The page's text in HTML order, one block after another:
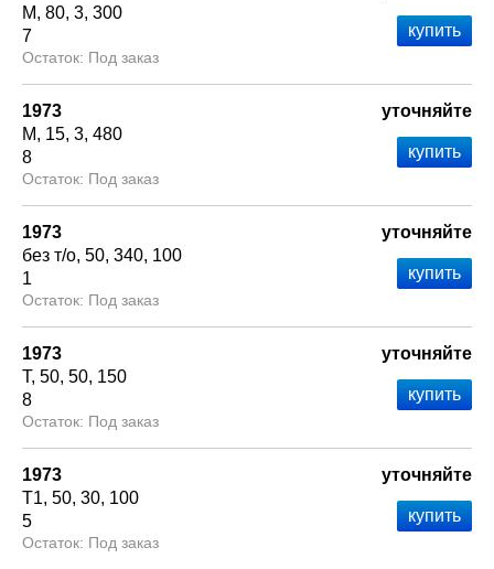
М 80 3 300
7
Под заказ
1973
М
15 3 480
8
Под заказ
уточняйте
1973
без т/о 50 340 100
1
Под заказ
уточняйте
1973
Т 50 50 150
8
Под заказ
уточняйте
1973
Т1 50 30 100
5
Под заказ
уточняйте